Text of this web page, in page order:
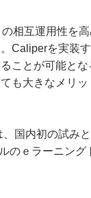
相互運用性を
Caliperを実装
ことが可能と
も大きなメリ
国内初の試み
ｅラーニン